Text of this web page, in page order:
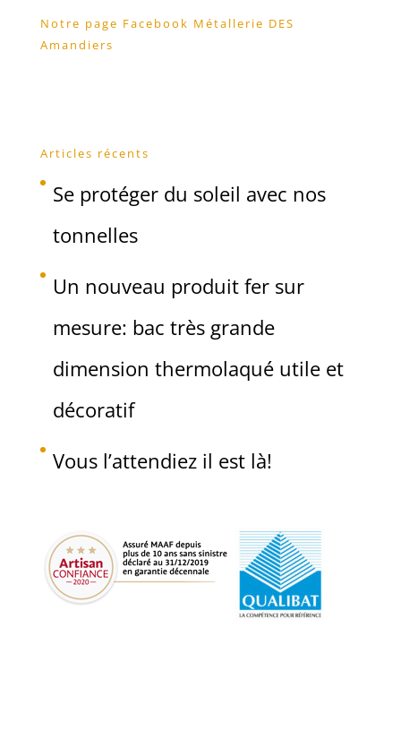
Notre page Facebook Métallerie DES
Amandiers
Articles récents
Se protéger du soleil avec nos
tonnelles
Un nouveau produit fer sur
mesure: bac très grande
dimension thermolaqué utile et
décoratif
Vous l’attendiez il est là!